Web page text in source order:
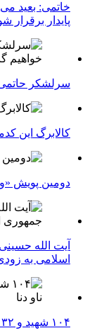
خاتمی: بعید
پایدار برقرار
سرلشکر
کالابرگ این
دومین پویش
آیت الله
اسلامی به
۱۰۴ شهید و ۳۲ مجروح نتیجه حمله آمریکا به ناو دنا